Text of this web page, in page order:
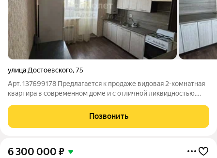
улица Достоевского,75
Арт. 137699178 Предлагается к продаже видовая 2-комнатная
квартира в современном доме и с отличной ликвидностью.
обеспечит низкие коммунальные платежи Свежий кирпичный
дом - надежность, хорошая тепло-
Позвонить
6 300 000 ₽